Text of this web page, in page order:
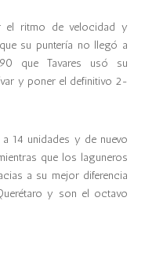
el ritmo de velocidad y
su puntería no llegó a
que Tavares usó su
y poner el definitivo 2-
14 unidades y de nuevo
que los laguneros
a su mejor diferencia
y son el octavo